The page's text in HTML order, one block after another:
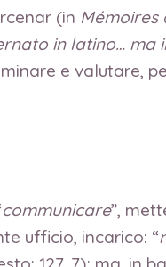
(in Mémoires
in latino…
e valutare,
communicare”,
ufficio, incarico: “